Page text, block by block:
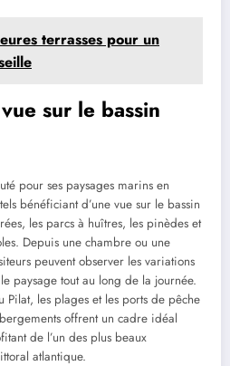
terrasses pour un
sur le bassin
pour ses paysages marins en
bénéficiant d’une vue sur le bassin
les parcs à huîtres, les pinèdes et
Depuis une chambre ou une
peuvent observer les variations
paysage tout au long de la journée.
Pilat, les plages et les ports de pêche
offrent un cadre idéal
de l’un des plus beaux
atlantique.